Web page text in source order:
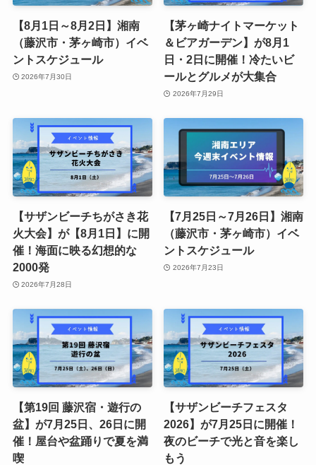
【8月1日～8月2日】湘南
（藤沢市・茅ヶ崎市）イベ
ントスケジュール
2026年7月30日
【茅ヶ崎ナイトマーケット
＆ビアガーデン】が8月1
日・2日に開催！冷たいビ
ールとグルメが大集合
2026年7月29日
【サザンビーチちがさき花
火大会】が【8月1日】に開
催！海面に映る幻想的な
2000発
2026年7月28日
【7月25日～7月26日】湘南
（藤沢市・茅ヶ崎市）イベ
ントスケジュール
2026年7月23日
【第19回 藤沢宿・遊行の
盆】が7月25日、26日に開
催！屋台や盆踊りで夏を満
喫
【サザンビーチフェスタ
2026】が7月25日に開催！
夜のビーチで光と音を楽し
もう